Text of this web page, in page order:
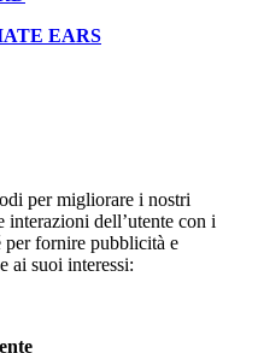
EARS
per migliorare i nostri
interazioni dell’utente con i
fornire pubblicità e
ai suoi interessi: